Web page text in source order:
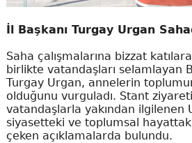
İl Başkanı Turgay Urgan
Saha çalışmalarına bizzat
birlikte vatandaşları selamlayan
Turgay Urgan, annelerin
olduğunu vurguladı. Stant
vatandaşlarla yakından ilgilenen
siyasetteki ve toplumsal
çeken açıklamalarda bulundu.